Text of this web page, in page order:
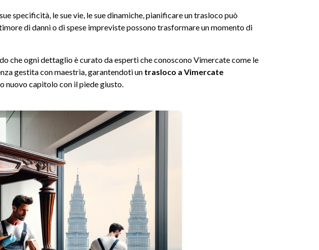
specificità, le sue vie, le sue dinamiche, pianificare un trasloco può
di danni o di spese impreviste possono trasformare un momento di
che ogni dettaglio è curato da esperti che conoscono Vimercate come le
gestita con maestria, garantendoti un trasloco a Vimercate
nuovo capitolo con il piede giusto.